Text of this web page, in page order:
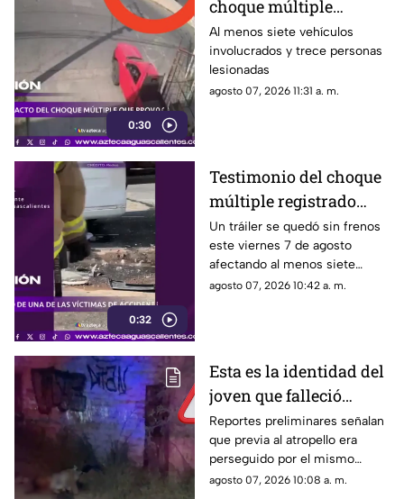
0:30
choque múltiple
provocado por un
tráiler sin frenos HOY 7
de agosto en
Aguascalientes
Al menos siete vehículos
involucrados y trece personas
lesionadas
agosto 07, 2026 11:31 a. m.
0:32
Testimonio del choque
múltiple registrado
sobre Siglo XXI y
Carretera federal 70
Poniente HOY 7 de
agosto
Un tráiler se quedó sin frenos
este viernes 7 de agosto
afectando al menos siete
vehículos y dejando 13
agosto 07, 2026 10:42 a. m.
Esta es la identidad del
joven que falleció
atropellado en Jesús
María la noche del 6 de
agosto
Reportes preliminares señalan
que previa al atropello era
perseguido por el mismo
conductor
agosto 07, 2026 10:08 a. m.